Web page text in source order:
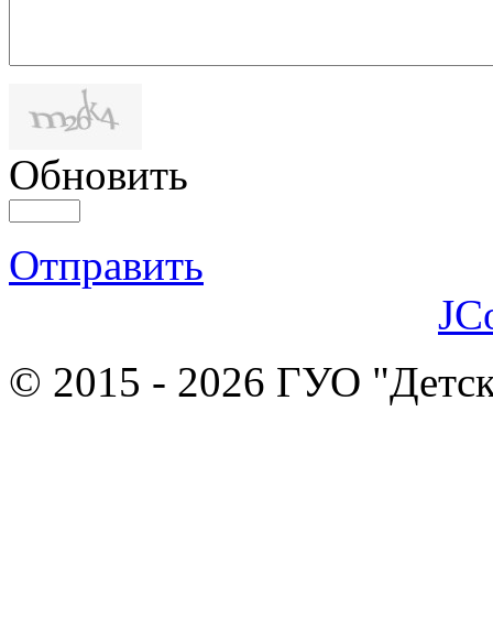
Обновить
Отправить
© 2015 - 2026 ГУО